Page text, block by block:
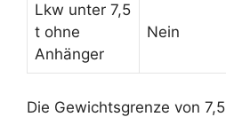
Lkw unter 7,5
t ohne
Anhänger
Nein
Die Gewichtsgrenze von 7,5